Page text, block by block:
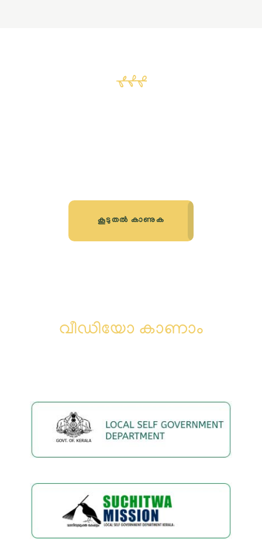
കൂടുതൽ കാണുക
വീഡിയോ കാണാം